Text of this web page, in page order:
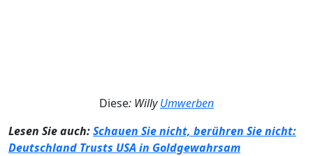
Diese: WillyUmwerben
Lesen Sie auch:Schauen Sie nicht, berühren Sie nicht:
Deutschland Trusts USA in Goldgewahrsam